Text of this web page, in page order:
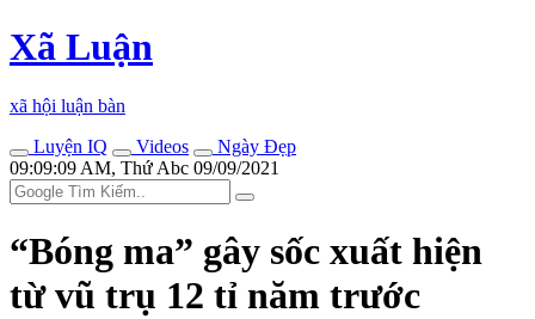
Xã Luận
xã hội luận bàn
Luyện IQ
Videos
Ngày Đẹp
09:09:09 AM, Thứ Abc 09/09/2021
“Bóng ma” gây sốc xuất hiện
từ vũ trụ 12 tỉ năm trước